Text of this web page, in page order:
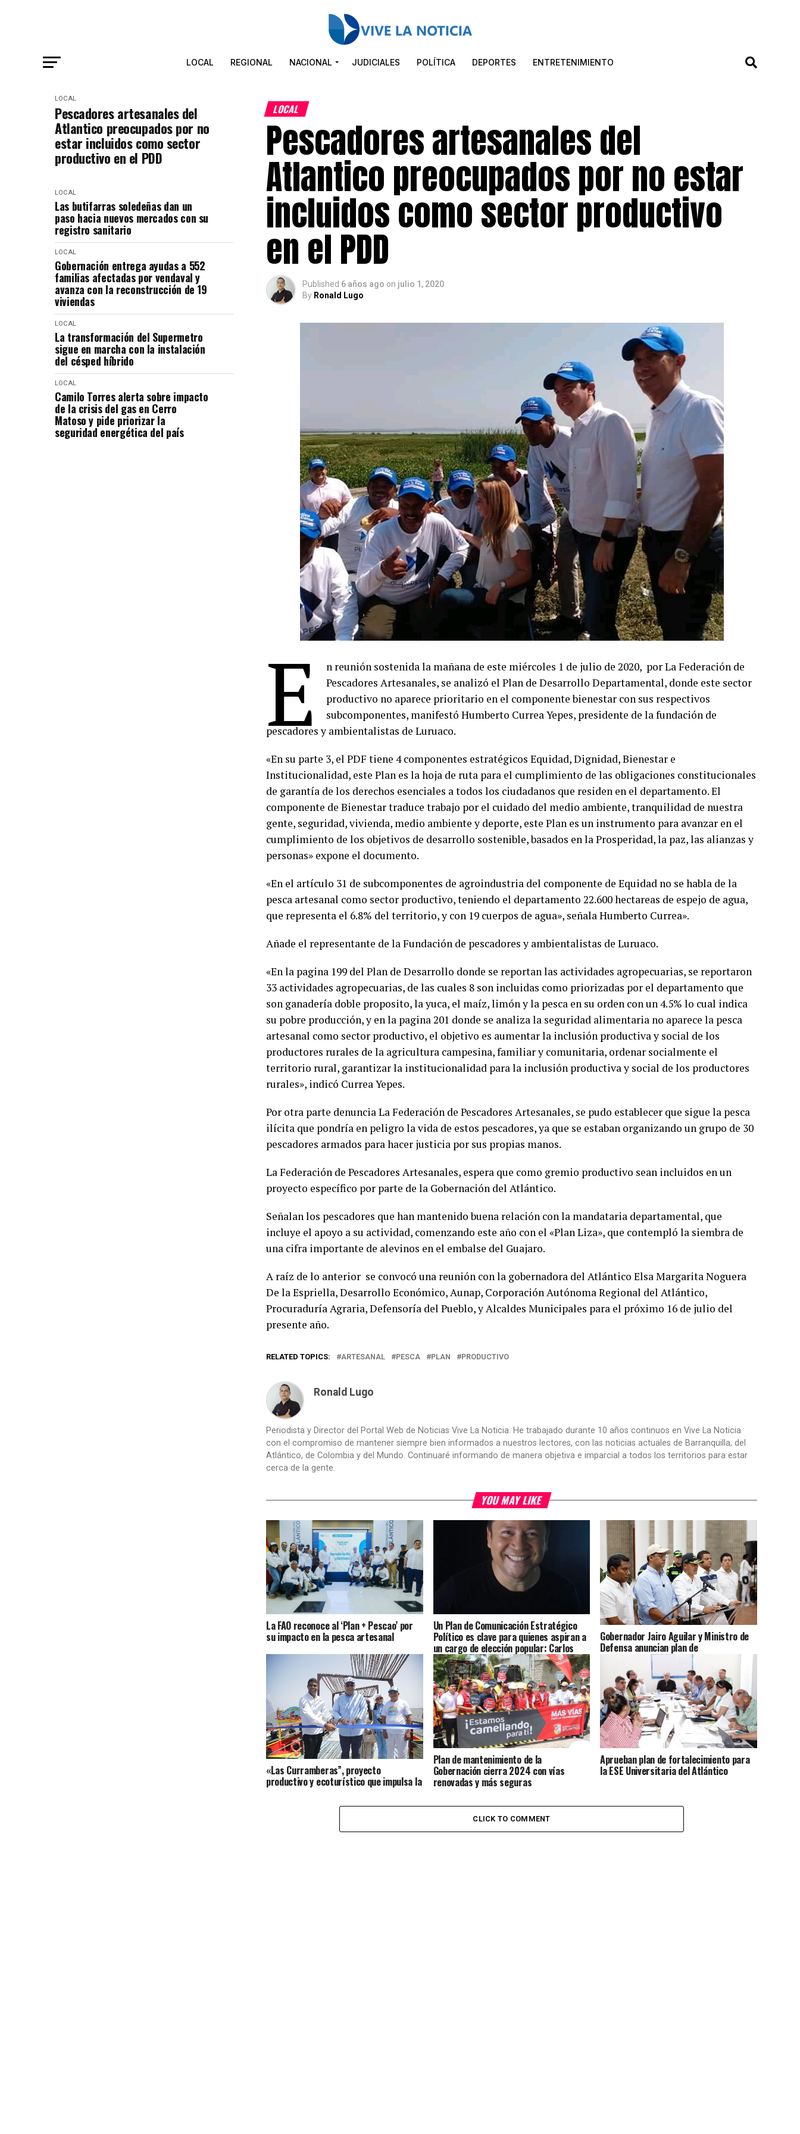
LOCAL REGIONAL NACIONAL JUDICIALES POLÍTICA DEPORTES ENTRETENIMIENTO
LOCAL
Pescadores artesanales del
Atlantico preocupados por no
estar incluidos como sector
productivo en el PDD
LOCAL
Las butifarras soledeñas dan un
paso hacia nuevos mercados con su
registro sanitario
LOCAL
Gobernación entrega ayudas a 552
familias afectadas por vendaval y
avanza con la reconstrucción de 19
viviendas
LOCAL
La transformación del Supermetro
sigue en marcha con la instalación
del césped híbrido
LOCAL
Camilo Torres alerta sobre impacto
de la crisis del gas en Cerro
Matoso y pide priorizar la
seguridad energética del país
LOCAL
Pescadores artesanales del
Atlantico preocupados por no estar
incluidos como sector productivo
en el PDD
Published 6 años ago on julio 1, 2020
By Ronald Lugo
E
n reunión sostenida la mañana de este miércoles 1 de julio de 2020, por La Federación de
Pescadores Artesanales, se analizó el Plan de Desarrollo Departamental, donde este sector
productivo no aparece prioritario en el componente bienestar con sus respectivos
subcomponentes, manifestó Humberto Currea Yepes, presidente de la fundación de
pescadores y ambientalistas de Luruaco.
«En su parte 3, el PDF tiene 4 componentes estratégicos Equidad, Dignidad, Bienestar e
Institucionalidad, este Plan es la hoja de ruta para el cumplimiento de las obligaciones constitucionales
de garantía de los derechos esenciales a todos los ciudadanos que residen en el departamento. El
componente de Bienestar traduce trabajo por el cuidado del medio ambiente, tranquilidad de nuestra
gente, seguridad, vivienda, medio ambiente y deporte, este Plan es un instrumento para avanzar en el
cumplimiento de los objetivos de desarrollo sostenible, basados en la Prosperidad, la paz, las alianzas y
personas» expone el documento.
«En el artículo 31 de subcomponentes de agroindustria del componente de Equidad no se habla de la
pesca artesanal como sector productivo, teniendo el departamento 22.600 hectareas de espejo de agua,
que representa el 6.8% del territorio, y con 19 cuerpos de agua», señala Humberto Currea».
Añade el representante de la Fundación de pescadores y ambientalistas de Luruaco.
«En la pagina 199 del Plan de Desarrollo donde se reportan las actividades agropecuarias, se reportaron
33 actividades agropecuarias, de las cuales 8 son incluidas como priorizadas por el departamento que
son ganadería doble proposito, la yuca, el maíz, limón y la pesca en su orden con un 4.5% lo cual indica
su pobre producción, y en la pagina 201 donde se analiza la seguridad alimentaria no aparece la pesca
artesanal como sector productivo, el objetivo es aumentar la inclusión productiva y social de los
productores rurales de la agricultura campesina, familiar y comunitaria, ordenar socialmente el
territorio rural, garantizar la institucionalidad para la inclusión productiva y social de los productores
rurales», indicó Currea Yepes.
Por otra parte denuncia La Federación de Pescadores Artesanales, se pudo establecer que sigue la pesca
ilícita que pondría en peligro la vida de estos pescadores, ya que se estaban organizando un grupo de 30
pescadores armados para hacer justicia por sus propias manos.
La Federación de Pescadores Artesanales, espera que como gremio productivo sean incluidos en un
proyecto específico por parte de la Gobernación del Atlántico.
Señalan los pescadores que han mantenido buena relación con la mandataria departamental, que
incluye el apoyo a su actividad, comenzando este año con el «Plan Liza», que contempló la siembra de
una cifra importante de alevinos en el embalse del Guajaro.
A raíz de lo anterior se convocó una reunión con la gobernadora del Atlántico Elsa Margarita Noguera
De la Espriella, Desarrollo Económico, Aunap, Corporación Autónoma Regional del Atlántico,
Procuraduría Agraria, Defensoría del Pueblo, y Alcaldes Municipales para el próximo 16 de julio del
presente año.
RELATED TOPICS: ARTESANAL PESCA PLAN PRODUCTIVO
Ronald Lugo
Periodista y Director del Portal Web de Noticias Vive La Noticia. He trabajado durante 10 años continuos en Vive La Noticia
con el compromiso de mantener siempre bien informados a nuestros lectores, con las noticias actuales de Barranquilla, del
Atlántico, de Colombia y del Mundo. Continuaré informando de manera objetiva e imparcial a todos los territorios para estar
cerca de la gente.
YOU MAY LIKE
La FAO reconoce al ‘Plan + Pescao’ por
su impacto en la pesca artesanal
Un Plan de Comunicación Estratégico
Político es clave para quienes aspiran a
un cargo de elección popular: Carlos
Mancera
Gobernador Jairo Aguilar y Ministro de
Defensa anuncian plan de
fortalecimiento para enfrentar la
violencia
«Las Curramberas”, proyecto
productivo y ecoturístico que impulsa la
Plan de mantenimiento de la
Gobernación cierra 2024 con vías
renovadas y más seguras
Aprueban plan de fortalecimiento para
la ESE Universitaria del Atlántico
CLICK TO COMMENT